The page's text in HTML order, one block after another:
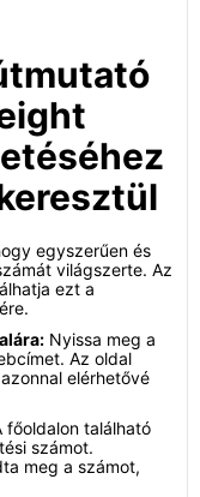
egyszerűen és
világszerte. Az
ezt a
Nyissa meg a
Az oldal
elérhetővé
főoldalon található
számot.
meg a számot,